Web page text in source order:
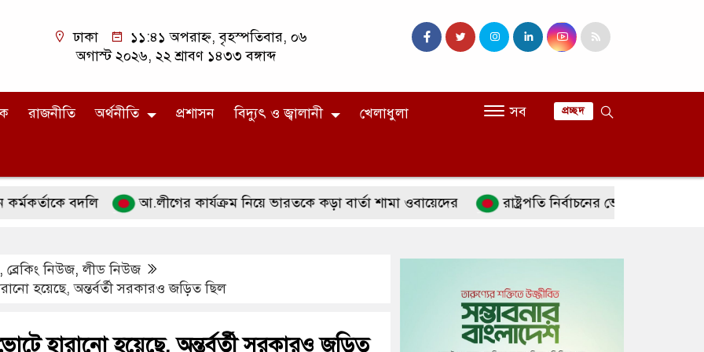
ঢাকা
১১:৪১ অপরাহ্ন, বৃহস্পতিবার, ০৬
অগাস্ট ২০২৬, ২২ শ্রাবণ ১৪৩৩ বঙ্গাব্দ
রাজনীতি অর্থনীতি প্রশাসন বিদ্যুৎ ও জ্বালানী খেলাধুলা সব প্রচ্ছদ
বদলি আ.লীগের কার্যক্রম নিয়ে ভারতকে কড়া বার্তা শামা ওবায়েদের রাষ্ট্রপতি নির্বাচনের ভোটার তালিকা প্রকাশ
, ব্রেকিং নিউজ,লীড নিউজ
হয়েছে, অন্তর্বর্তী সরকারও জড়িত ছিল
হারানো হয়েছে, অন্তর্বর্তী সরকারও জড়িত